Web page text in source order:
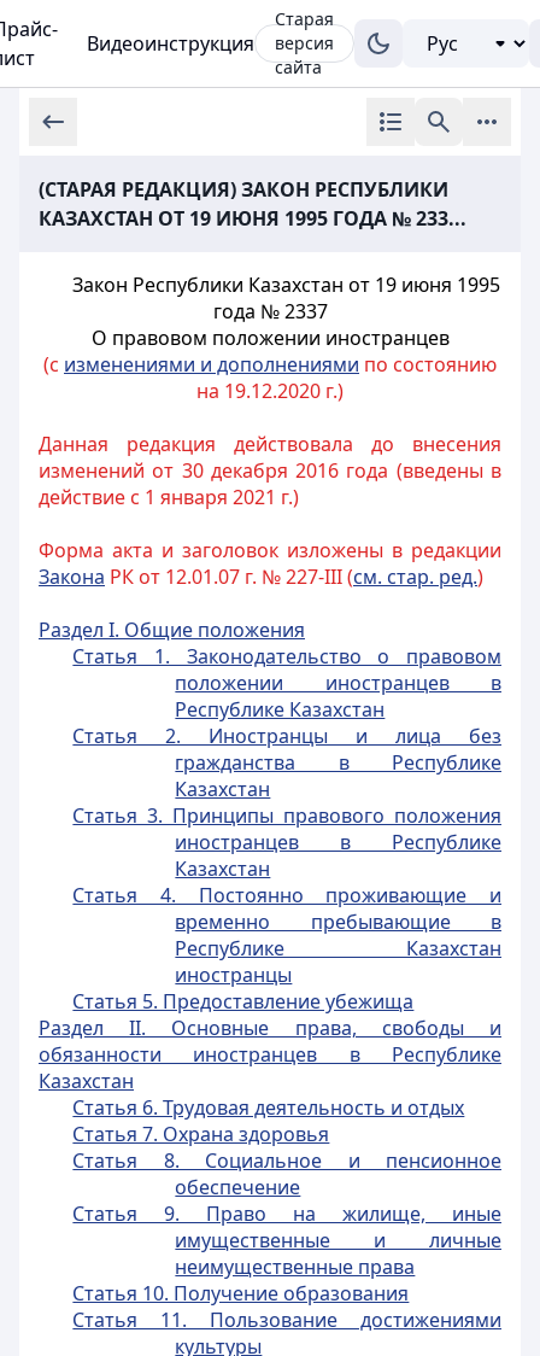
Видеоинструкция
Старая
версия
сайта
(СТАРАЯ РЕДАКЦИЯ) ЗАКОН РЕСПУБЛИКИ
КАЗАХСТАН ОТ 19 ИЮНЯ 1995 ГОДА № 233...
Закон Республики Казахстан от 19 июня 1995
года № 2337
О правовом положении иностранцев
(с изменениями и дополнениями по состоянию
на 19.12.2020 г.)
Данная редакция действовала до внесения
изменений от 30 декабря 2016 года (введены в
действие с 1 января 2021 г.)
Форма акта и заголовок изложены в редакции
Закона РК от 12.01.07 г. № 227-III (см. стар. ред.)
Раздел I. Общие положения
Статья 1. Законодательство о правовом
положении иностранцев в
Республике Казахстан
Статья 2. Иностранцы и лица без
гражданства в Республике
Казахстан
Статья 3. Принципы правового положения
иностранцев в Республике
Казахстан
Статья 4. Постоянно проживающие и
временно пребывающие в
Республике Казахстан
иностранцы
Статья 5. Предоставление убежища
Раздел II. Основные права, свободы и
обязанности иностранцев в Республике
Казахстан
Статья 6. Трудовая деятельность и отдых
Статья 7. Охрана здоровья
Статья 8. Социальное и пенсионное
обеспечение
Статья 9. Право на жилище, иные
имущественные и личные
неимущественные права
Статья 10. Получение образования
Статья 11. Пользование достижениями
культуры